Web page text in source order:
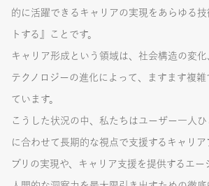
的に活躍できるキャリアの実現をあらゆる
トする』ことです。
キャリア形成という領域は、社会構造の変化
テクノロジーの進化によって、ますます複雑
ています。
こうした状況の中、私たちはユーザー一人
に合わせて長期的な視点で支援するキャリ
プリの実現や、キャリア支援を提供するエー